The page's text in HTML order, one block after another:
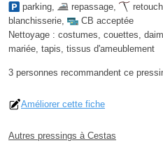
parking, repassage,
blanchisserie,
CB acceptée
Nettoyage : costumes, couettes,
mariée, tapis, tissus d'ameublement
3 personnes recommandent ce
Améliorer cette fiche
Autres pressings à Cestas